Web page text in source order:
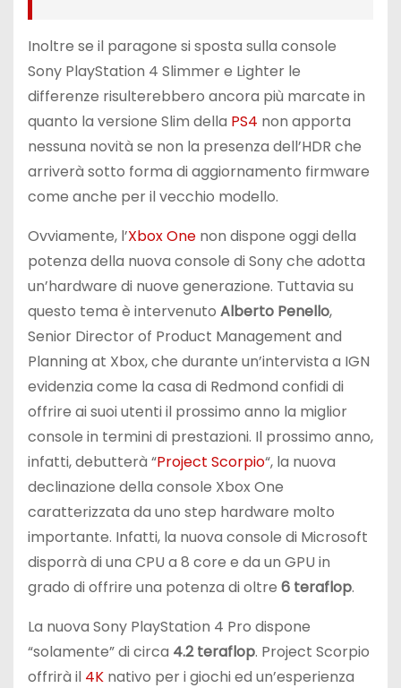
Inoltre se il paragone si sposta sulla console
Sony PlayStation 4 Slimmer e Lighter le
differenze risulterebbero ancora più marcate in
quanto la versione Slim della PS4 non apporta
nessuna novità se non la presenza dell’HDR che
arriverà sotto forma di aggiornamento firmware
come anche per il vecchio modello.
Ovviamente, l’Xbox One non dispone oggi della
potenza della nuova console di Sony che adotta
un’hardware di nuove generazione. Tuttavia su
questo tema è intervenuto Alberto Penello,
Senior Director of Product Management and
Planning at Xbox, che durante un’intervista a IGN
evidenzia come la casa di Redmond confidi di
offrire ai suoi utenti il prossimo anno la miglior
console in termini di prestazioni. Il prossimo anno,
infatti, debutterà “Project Scorpio“, la nuova
declinazione della console Xbox One
caratterizzata da uno step hardware molto
importante. Infatti, la nuova console di Microsoft
disporrà di una CPU a 8 core e da un GPU in
grado di offrire una potenza di oltre 6 teraflop.
La nuova Sony PlayStation 4 Pro dispone
“solamente” di circa 4.2 teraflop. Project Scorpio
offrirà il 4K nativo per i giochi ed un’esperienza